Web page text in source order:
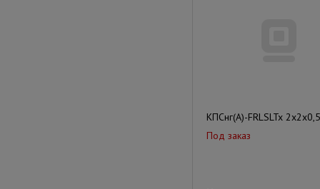
КПСнг(А)-FRLSLTx 2x2x0,5
Под заказ